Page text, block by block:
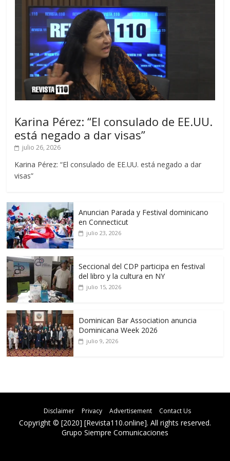
Karina Pérez: “El consulado de EE.UU.
está negado a dar visas”
julio 26, 2026
Karina Pérez: “El consulado de EE.UU. está negado a dar
visas”
Anuncian Parada y Festival dominicano
en Connecticut
julio 23, 2026
Seccional del CDP participa en festival
del libro y la cultura en NY
julio 15, 2026
Dominican Bar Association anuncia
Dominicana Week 2026
julio 9, 2026
Disclaimer Privacy Advertisement Contact Us
Copyright © [2020] [Revista110.online]. All rights reserved.
Grupo Siempre Comunicaciones